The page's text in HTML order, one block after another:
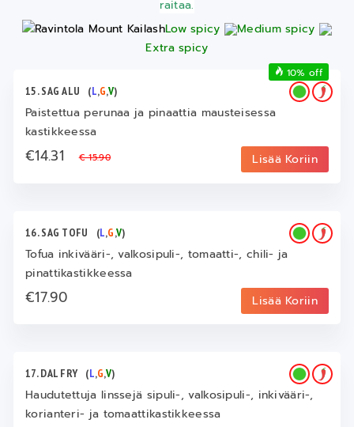
raitaa.
Low spicy
Medium spicy
Extra spicy
15. SAG ALU (L,G,V)
Paistettua perunaa ja pinaattia mausteisessa
kastikkeessa
€14.31€ 15.90 Lisää Koriin
10% off
16. SAG TOFU (L,G,V)
Tofua inkivääri-, valkosipuli-, tomaatti-, chili- ja
pinattikastikkeessa
€17.90 Lisää Koriin
17. DAL FRY (L,G,V)
Haudutettuja linssejä sipuli-, valkosipuli-, inkivääri-,
korianteri- ja tomaattikastikkeessa